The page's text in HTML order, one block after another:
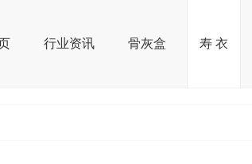
行业资讯 骨灰盒 寿 衣